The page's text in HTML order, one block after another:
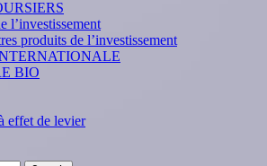
l’investissement
produits de l’investissement
BIO
effet de levier